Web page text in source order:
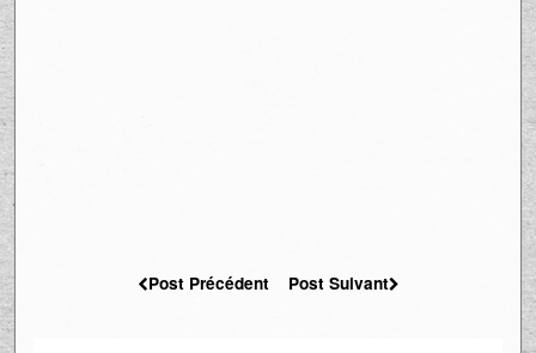
Post Précédent Post Suivant